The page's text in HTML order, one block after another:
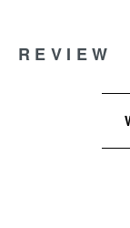
REVIEW